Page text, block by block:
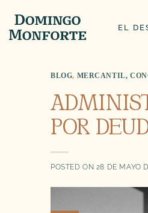
contenido
EL
BLOG, MERCANTIL,
POR
POSTED ON 28 DE MAYO